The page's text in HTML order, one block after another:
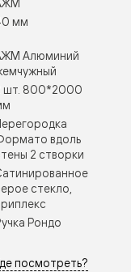
мм
Алюминий
шт. 800*2000
вдоль
2 створки
стекло,
Рондо
посмотреть?